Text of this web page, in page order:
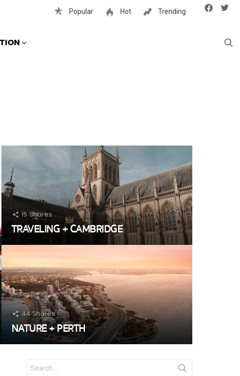
Popular Hot Trending
Facebook
15 Shares
TRAVELING + CAMBRIDGE
44 Shares
NATURE + PERTH
Search
for: